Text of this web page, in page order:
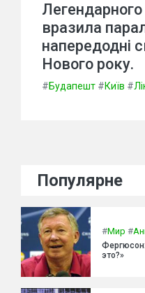
вразила
напередодні
Нового року.
#Будапешт #Київ #
Популярне
#Мир #
это?»